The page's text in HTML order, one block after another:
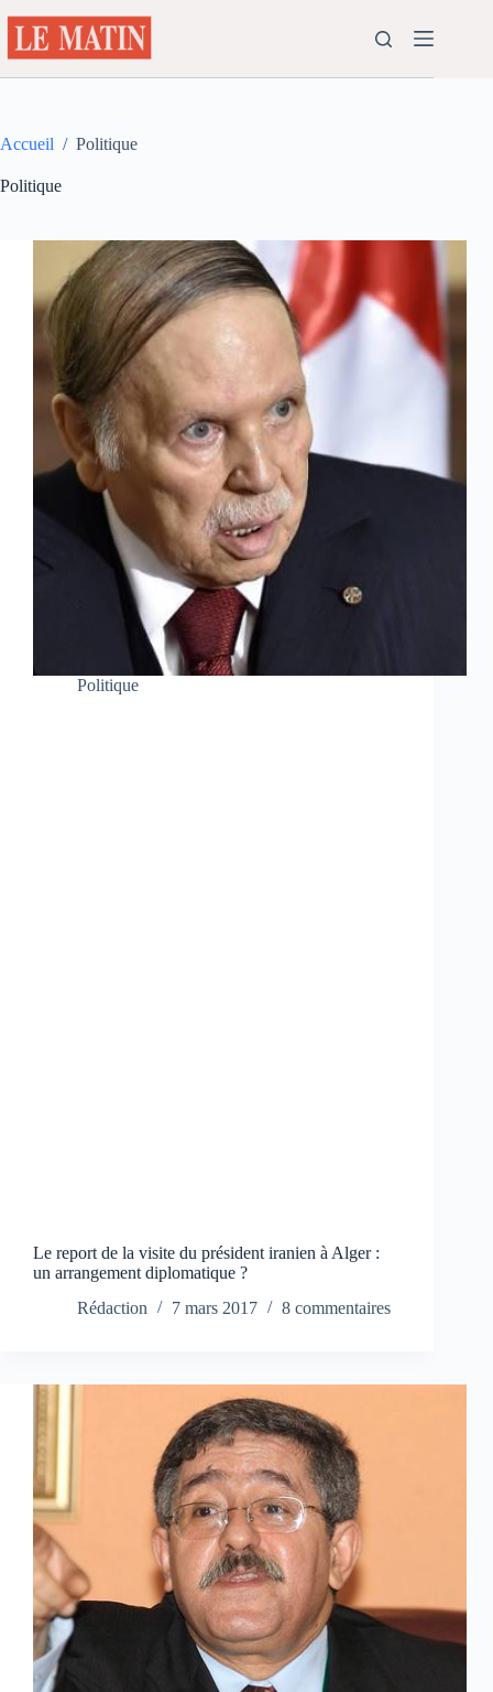
au
contenu
Accueil / Politique
Politique
Politique
Le report de la visite du président iranien à Alger :
un arrangement diplomatique ?
Rédaction
7 mars 2017 8 commentaires